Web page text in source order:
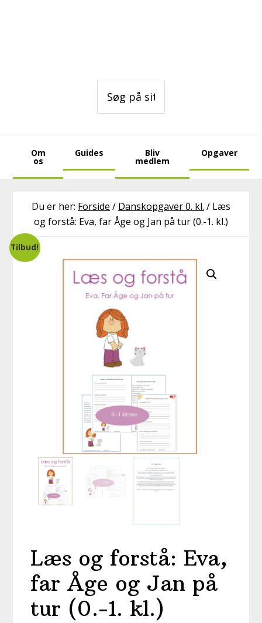
på
sitet
Om
os
Guides Bliv
medlem
Opgaver
Du er her: Forside / Danskopgaver 0. kl. / Læs
og forstå: Eva, far Åge og Jan på tur (0.-1. kl.)
Tilbud!
Læs og forstå: Eva,
far Åge og Jan på
tur (0.-1. kl.)